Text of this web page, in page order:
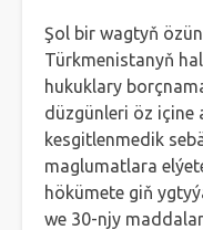
Şol bir wagtyň
Türkmenistanyň
hukuklary
düzgünleri öz içine
kesgitlenmedik
maglumatlara
hökümete giň
we 30-njy